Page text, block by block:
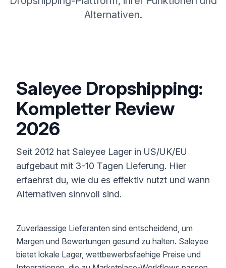
Alternativen.
Saleyee Dropshipping:
Kompletter Review
2026
Seit 2012 hat Saleyee Lager in US/UK/EU
aufgebaut mit 3-10 Tagen Lieferung. Hier
erfaehrst du, wie du es effektiv nutzt und wann
Alternativen sinnvoll sind.
Zuverlaessige Lieferanten sind entscheidend, um
Margen und Bewertungen gesund zu halten. Saleyee
bietet lokale Lager, wettbewerbsfaehige Preise und